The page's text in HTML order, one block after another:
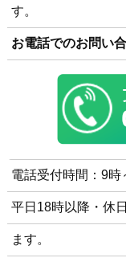
す。
お電話でのお問い
電話受付時間：9時
平日18時以降・休
ます。